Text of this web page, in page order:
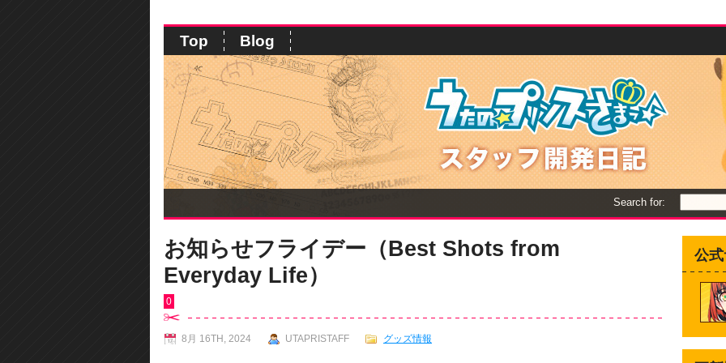
Top Blog
Search for:
お知らせフライデー（Best Shots from
Everyday Life）
0
8月 16TH, 2024 UTAPRISTAFF グッズ情報
公